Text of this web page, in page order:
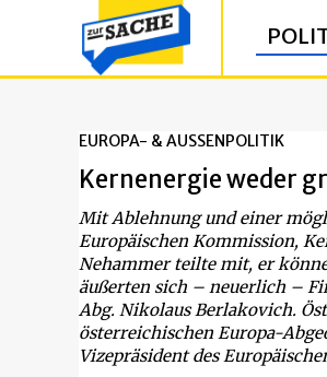
EUROPA- & AUSSENPOLITIK
Kernenergie weder
Mit Ablehnung und einer
Europäischen Kommission,
Nehammer teilte mit, er
äußerten sich – neuerlich –
Abg. Nikolaus Berlakovich.
österreichischen Europa-
Vizepräsident des